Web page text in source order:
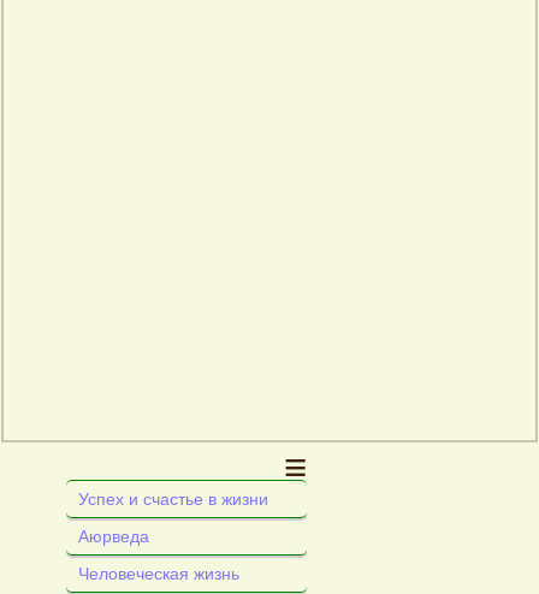
≡
Успех и счастье в жизни
Аюрведа
Человеческая жизнь